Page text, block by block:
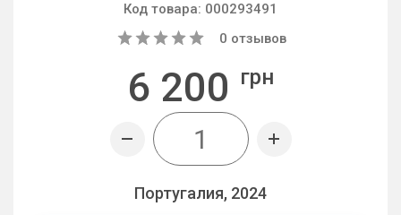
Код товара: 000293491
0 отзывов
6 200 грн
Португалия, 2024